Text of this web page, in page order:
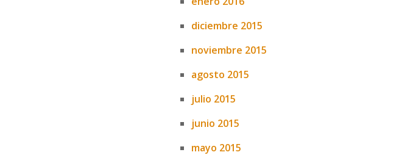
diciembre 2015
noviembre 2015
agosto 2015
julio 2015
junio 2015
mayo 2015